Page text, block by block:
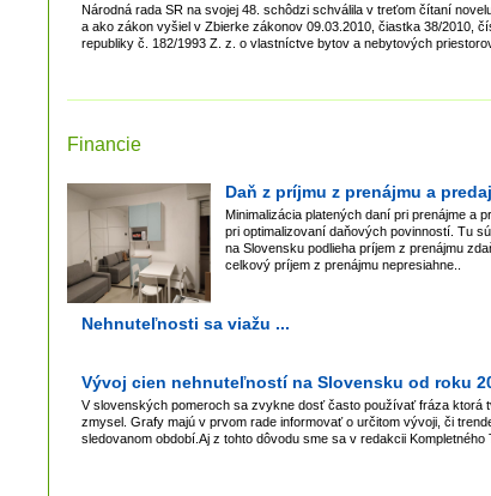
Národná rada SR na svojej 48. schôdzi schválila v treťom čítaní
a ako zákon vyšiel v Zbierke zákonov 09.03.2010, čiastka 38/2010,
republiky č. 182/1993 Z. z. o vlastníctve bytov a nebytových
Financie
Daň z príjmu z prenájmu a
Minimalizácia platených daní pri prenájme a
pri optimalizovaní daňových povinností. Tu
na Slovensku podlieha príjem z prenájmu
celkový príjem z prenájmu nepresiahne..
Nehnuteľnosti sa viažu ...
Vývoj cien nehnuteľností na Slovensku od roku
V slovenských pomeroch sa zvykne dosť často používať fráza ktorá
zmysel. Grafy majú v prvom rade informovať o určitom vývoji, či
sledovanom období.Aj z tohto dôvodu sme sa v redakcii